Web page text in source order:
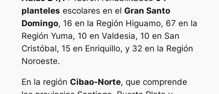
planteles escolares en el Gran Santo
Domingo, 16 en la Región Higuamo, 67 en la
Región Yuma, 10 en Valdesia, 10 en San
Cristóbal, 15 en Enriquillo, y 32 en la Región
Noroeste.
En la región Cibao-Norte, que comprende